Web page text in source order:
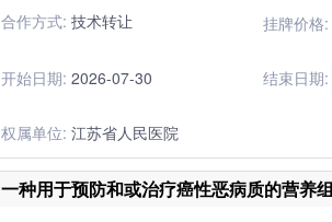
合作方式: 技术转让 挂牌价格:
开始日期: 2026-07-30 结束日期:
权属单位: 江苏省人民医院